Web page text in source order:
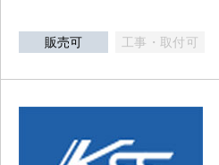
販売可 工事・取付可